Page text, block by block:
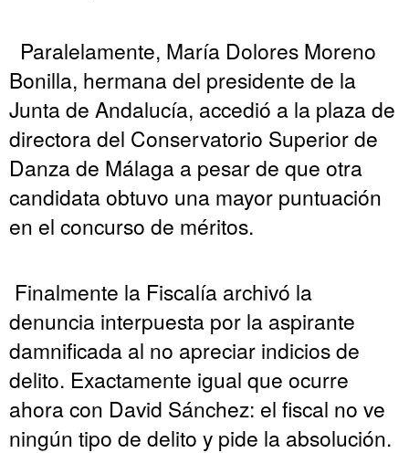
Paralelamente, María Dolores Moreno
Bonilla, hermana del presidente de la
Junta de Andalucía, accedió a la plaza de
directora del Conservatorio Superior de
Danza de Málaga a pesar de que otra
candidata obtuvo una mayor puntuación
en el concurso de méritos.
Finalmente la Fiscalía archivó la
denuncia interpuesta por la aspirante
damnificada al no apreciar indicios de
delito. Exactamente igual que ocurre
ahora con David Sánchez: el fiscal no ve
ningún tipo de delito y pide la absolución.